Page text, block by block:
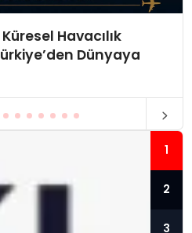
Havacılık
Dünyaya
1
2
3